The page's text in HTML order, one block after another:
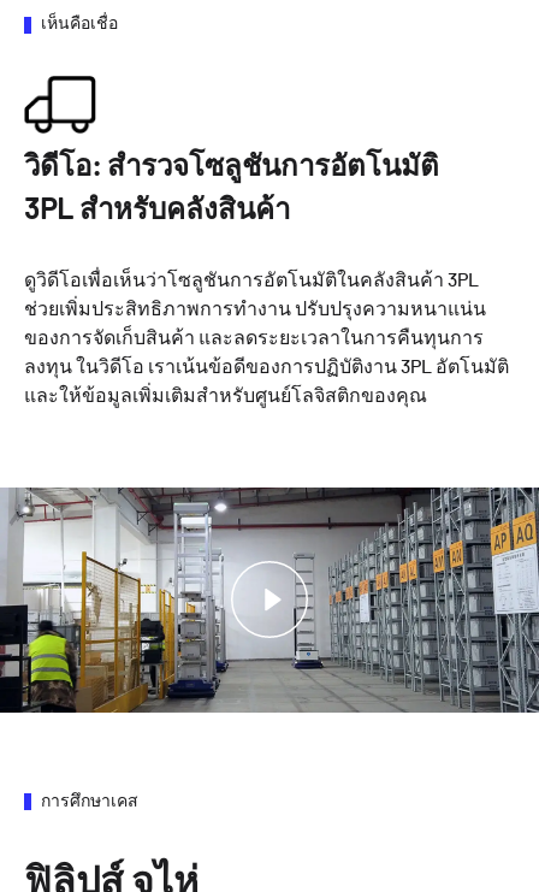
เห็นคือเชื่อ
วิดีโอ: สำรวจโซลูชันการอัตโนมัติ
3PL สำหรับคลังสินค้า
ดูวิดีโอเพื่อเห็นว่าโซลูชันการอัตโนมัติในคลังสินค้า 3PL
ช่วยเพิ่มประสิทธิภาพการทำงาน ปรับปรุงความหนาแน่น
ของการจัดเก็บสินค้า และลดระยะเวลาในการคืนทุนการ
ลงทุน ในวิดีโอ เราเน้นข้อดีของการปฏิบัติงาน 3PL อัตโนมัติ
และให้ข้อมูลเพิ่มเติมสำหรับศูนย์โลจิสติกของคุณ
การศึกษาเคส
ฟิลิปส์ จูไห่